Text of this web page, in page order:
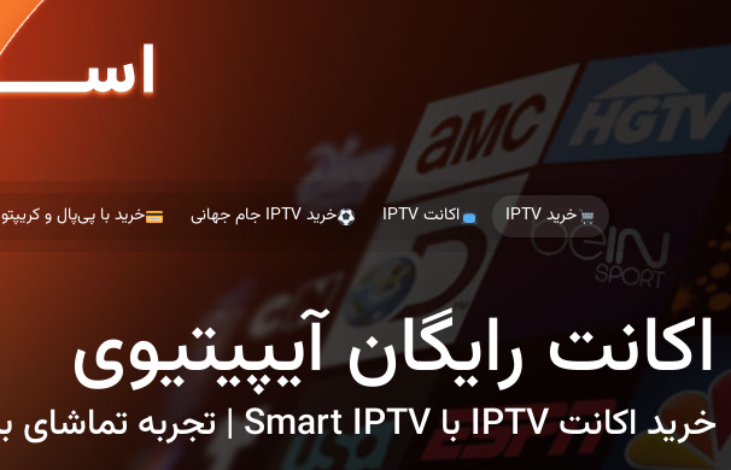
to
content
خرید IPTV اکانت IPTV خرید IPTV جام جهانی خرید با پی‌پال و کریپتو
اکانت رایگان آیپیتیوی
خرید اکانت IPTV با Smart IPTV | تجربه تماشای بدون محدودیت